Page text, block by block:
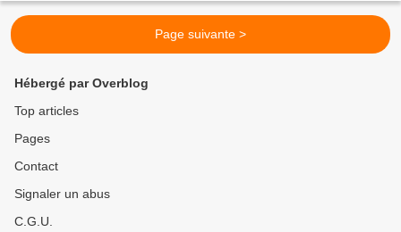
Page suivante >
Hébergé par Overblog
Top articles
Pages
Contact
Signaler un abus
C.G.U.